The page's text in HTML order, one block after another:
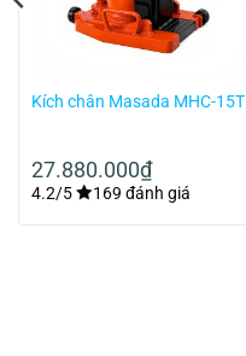
Kích chân Masada MHC-15T
27.880.000₫
4.2/5 169 đánh giá